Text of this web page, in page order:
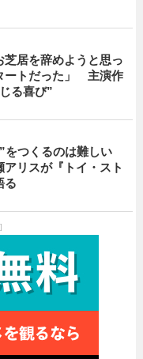
芝居を辞めようと思っ
ートだった」 主演作
る喜び”
をつくるのは難しい
アリスが『トイ・スト
る